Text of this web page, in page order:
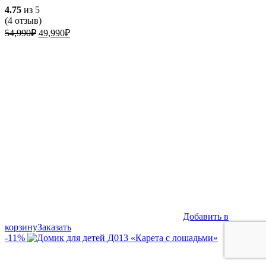
4.75 из 5
(4 отзыв)
54,990₽ Первоначальная
49,990₽Текущая
Добавить в
корзинуЗаказать
-11%